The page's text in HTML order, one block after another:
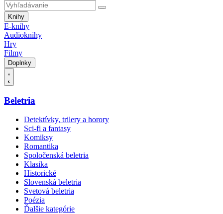
Knihy
E-knihy
Audioknihy
Hry
Filmy
Doplnky
Beletria
Detektívky, trilery a horory
Sci-fi a fantasy
Komiksy
Romantika
Spoločenská beletria
Klasika
Historické
Slovenská beletria
Svetová beletria
Poézia
Ďalšie kategórie